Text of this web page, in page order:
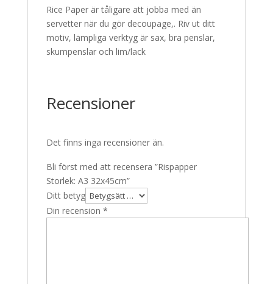
Rice Paper är tåligare att jobba med än
servetter när du gör decoupage,. Riv ut ditt
motiv, lämpliga verktyg är sax, bra penslar,
skumpenslar och lim/lack
Recensioner
Det finns inga recensioner än.
Bli först med att recensera ”Rispapper
Storlek: A3 32x45cm”
Ditt betyg
Din recension *